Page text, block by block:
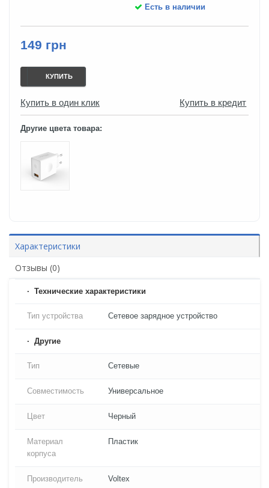
Есть в наличии
149 грн
КУПИТЬ
Купить в один клик Купить в кредит
Другие цвета товара:
Характеристики
Отзывы (0)
Технические характеристики
Тип устройства Сетевое зарядное устройство
Другие
Тип Сетевые
Совместимость Универсальное
Цвет Черный
Материал
корпуса
Пластик
Производитель Voltex